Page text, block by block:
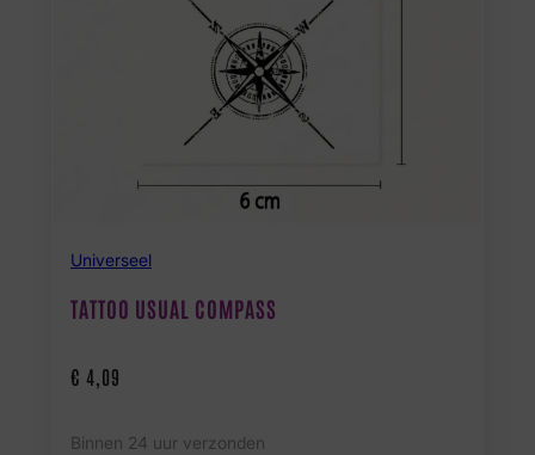
Universeel
TATTOO USUAL COMPASS
€ 4,09
Binnen 24 uur verzonden